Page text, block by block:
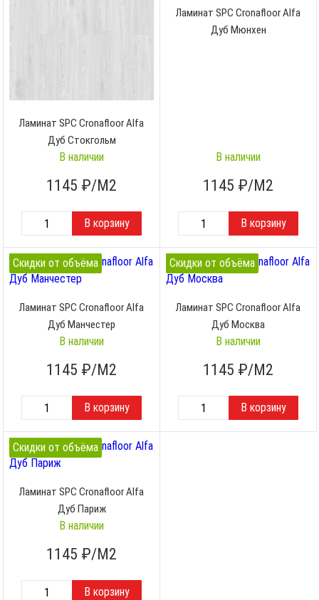
Ламинат SPC Cronafloor Alfa
Дуб Стокгольм
В наличии
1145 ₽/М2
Ламинат SPC Cronafloor Alfa
Дуб Мюнхен
В наличии
1145 ₽/М2
Скидки от объёма
Ламинат SPC Cronafloor Alfa
Дуб Манчестер
В наличии
1145 ₽/М2
Скидки от объёма
Ламинат SPC Cronafloor Alfa
Дуб Москва
В наличии
1145 ₽/М2
Скидки от объёма
Ламинат SPC Cronafloor Alfa
Дуб Париж
В наличии
1145 ₽/М2